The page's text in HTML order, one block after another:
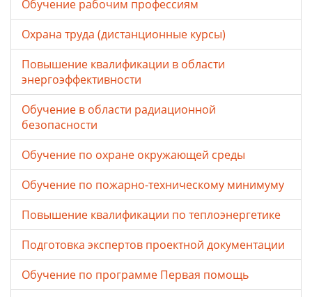
Обучение рабочим профессиям
Охрана труда (дистанционные курсы)
Повышение квалификации в области
энергоэффективности
Обучение в области радиационной
безопасности
Обучение по охране окружающей среды
Обучение по пожарно-техническому минимуму
Повышение квалификации по теплоэнергетике
Подготовка экспертов проектной документации
Обучение по программе Первая помощь